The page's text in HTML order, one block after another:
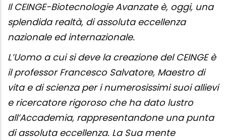
Il CEINGE-Biotecnologie Avanzate è, oggi, una
splendida realtà, di assoluta eccellenza
nazionale ed internazionale.
L’Uomo a cui si deve la creazione del CEINGE è
il professor Francesco Salvatore, Maestro di
vita e di scienza per i numerosissimi suoi allievi
e ricercatore rigoroso che ha dato lustro
all’Accademia, rappresentandone una punta
di assoluta eccellenza. La Sua mente